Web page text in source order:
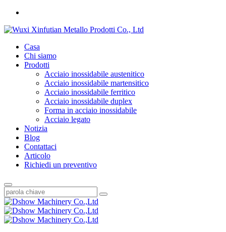
Casa
Chi siamo
Prodotti
Acciaio inossidabile austenitico
Acciaio inossidabile martensitico
Acciaio inossidabile ferritico
Acciaio inossidabile duplex
Forma in acciaio inossidabile
Acciaio legato
Notizia
Blog
Contattaci
Articolo
Richiedi un preventivo